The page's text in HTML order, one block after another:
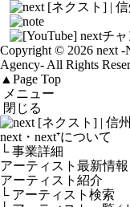
Copyright © 2026 next -
Agency- All Rights
▲ Page Top
メニュー
閉じる
next・next⁺について
└ 事業詳細
アーティスト最新情報
アーティスト紹介
└ アーティスト検索